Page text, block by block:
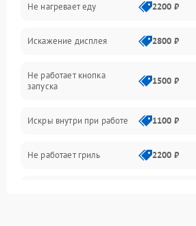
Механические повреждения
Питание и запуск
Нагрев и приготовление
Программное обеспечение
Не нагревает еду 2200 ₽
Искажение дисплея 2800 ₽
Не работает кнопка
запуска
1500 ₽
Искры внутри при работе 1100 ₽
Не работает гриль 2200 ₽